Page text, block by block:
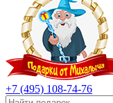
+7 (495) 108-74-76